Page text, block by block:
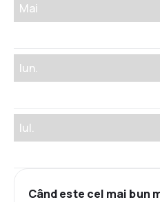
Mai
Iun.
Iul.
Când este cel mai bun